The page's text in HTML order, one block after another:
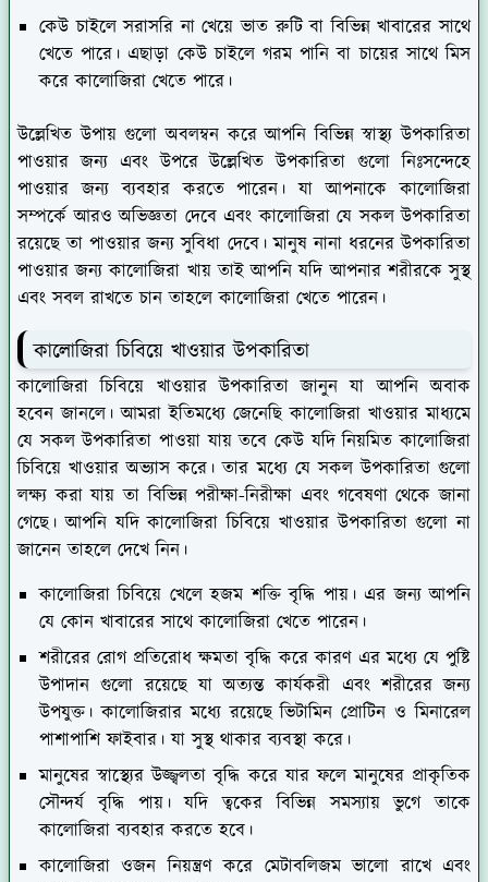
কেউ চাইলে সরাসরি না খেয়ে ভাত রুটি বা বিভিন্ন খাবারের সাথে
খেতে পারে। এছাড়া কেউ চাইলে গরম পানি বা চায়ের সাথে মিস
করে কালোজিরা খেতে পারে।
উল্লেখিত উপায় গুলো অবলম্বন করে আপনি বিভিন্ন স্বাস্থ্য উপকারিতা
পাওয়ার জন্য এবং উপরে উল্লেখিত উপকারিতা গুলো নিঃসন্দেহে
পাওয়ার জন্য ব্যবহার করতে পারেন। যা আপনাকে কালোজিরা
সম্পর্কে আরও অভিজ্ঞতা দেবে এবং কালোজিরা যে সকল উপকারিতা
রয়েছে তা পাওয়ার জন্য সুবিধা দেবে। মানুষ নানা ধরনের উপকারিতা
পাওয়ার জন্য কালোজিরা খায় তাই আপনি যদি আপনার শরীরকে সুস্থ
এবং সবল রাখতে চান তাহলে কালোজিরা খেতে পারেন।
কালোজিরা চিবিয়ে খাওয়ার উপকারিতা
কালোজিরা চিবিয়ে খাওয়ার উপকারিতা জানুন যা আপনি অবাক
হবেন জানলে। আমরা ইতিমধ্যে জেনেছি কালোজিরা খাওয়ার মাধ্যমে
যে সকল উপকারিতা পাওয়া যায় তবে কেউ যদি নিয়মিত কালোজিরা
চিবিয়ে খাওয়ার অভ্যাস করে। তার মধ্যে যে সকল উপকারিতা গুলো
লক্ষ্য করা যায় তা বিভিন্ন পরীক্ষা-নিরীক্ষা এবং গবেষণা থেকে জানা
গেছে। আপনি যদি কালোজিরা চিবিয়ে খাওয়ার উপকারিতা গুলো না
জানেন তাহলে দেখে নিন।
কালোজিরা চিবিয়ে খেলে হজম শক্তি বৃদ্ধি পায়। এর জন্য আপনি
যে কোন খাবারের সাথে কালোজিরা খেতে পারেন।
শরীরের রোগ প্রতিরোধ ক্ষমতা বৃদ্ধি করে কারণ এর মধ্যে যে পুষ্টি
উপাদান গুলো রয়েছে যা অত্যন্ত কার্যকরী এবং শরীরের জন্য
উপযুক্ত। কালোজিরার মধ্যে রয়েছে ভিটামিন প্রোটিন ও মিনারেল
পাশাপাশি ফাইবার। যা সুস্থ থাকার ব্যবস্থা করে।
মানুষের স্বাস্থ্যের উজ্জ্বলতা বৃদ্ধি করে যার ফলে মানুষের প্রাকৃতিক
সৌন্দর্য বৃদ্ধি পায়। যদি ত্বকের বিভিন্ন সমস্যায় ভুগে তাকে
কালোজিরা ব্যবহার করতে হবে।
কালোজিরা ওজন নিয়ন্ত্রণ করে মেটাবলিজম ভালো রাখে এবং